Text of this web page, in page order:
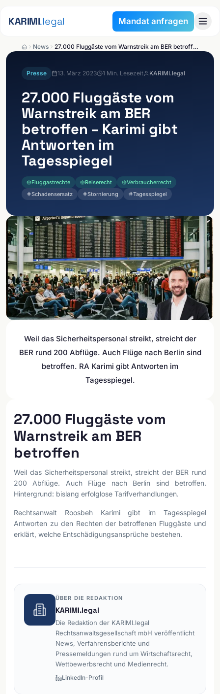
KARIMI.legal Mandat anfragen
News 27.000 Fluggäste vom Warnstreik am BER betroffen – Karimi gibt Antworten im Tagesspiegel
Presse 13. März 2023 1 Min. Lesezeit KARIMI.legal
27.000 Fluggäste vom
Warnstreik am BER
betroffen – Karimi gibt
Antworten im
Tagesspiegel
Fluggastrechte Reiserecht
Verbraucherrecht
Schadensersatz
Stornierung Tagesspiegel
Weil das Sicherheitspersonal streikt, streicht der
BER rund 200 Abflüge. Auch Flüge nach Berlin sind
betroffen. RA Karimi gibt Antworten im
Tagesspiegel.
27.000 Fluggäste vom
Warnstreik am BER
betroffen
Weil das Sicherheitspersonal streikt, streicht der BER rund
200 Abflüge. Auch Flüge nach Berlin sind betroffen.
Hintergrund: bislang erfolglose Tarifverhandlungen.
Rechtsanwalt Roosbeh Karimi gibt im Tagesspiegel
Antworten zu den Rechten der betroffenen Fluggäste und
erklärt, welche Entschädigungsansprüche bestehen.
ÜBER DIE REDAKTION
KARIMI.legal
Die Redaktion der KARIMI.legal
Rechtsanwaltsgesellschaft mbH veröffentlicht
News, Verfahrensberichte und
Pressemeldungen rund um Wirtschaftsrecht,
Wettbewerbsrecht und Medienrecht.
LinkedIn-Profil